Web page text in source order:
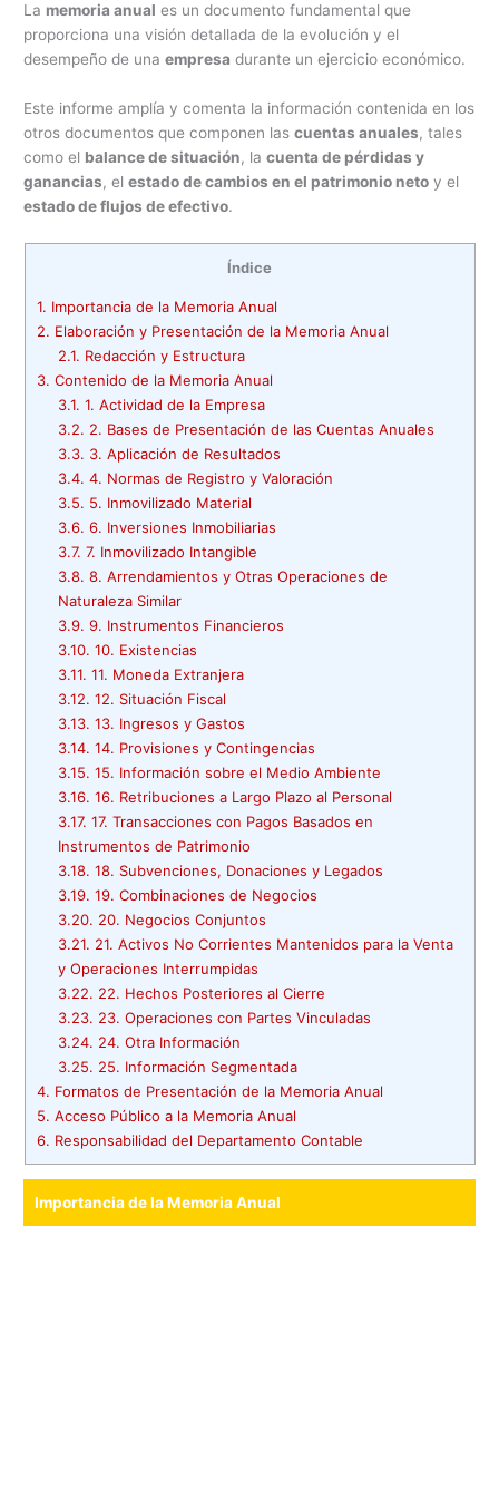
La memoria anual es un documento fundamental que
proporciona una visión detallada de la evolución y el
desempeño de unaempresa durante un ejercicio económico.
Este informe amplía y comenta la información contenida en los
otros documentos que componen lascuentas anuales, tales
como el balance de situación, lacuenta de pérdidas y
ganancias, elestado de cambios en el patrimonio neto y el
estado de flujos de efectivo.
Índice
1. Importancia de la Memoria Anual
2. Elaboración y Presentación de la Memoria Anual
2.1. Redacción y Estructura
3. Contenido de la Memoria Anual
3.1. 1. Actividad de la Empresa
3.2. 2. Bases de Presentación de las Cuentas Anuales
3.3. 3. Aplicación de Resultados
3.4. 4. Normas de Registro y Valoración
3.5. 5. Inmovilizado Material
3.6. 6. Inversiones Inmobiliarias
3.7. 7. Inmovilizado Intangible
3.8. 8. Arrendamientos y Otras Operaciones de
Naturaleza Similar
3.9. 9. Instrumentos Financieros
3.10. 10. Existencias
3.11. 11. Moneda Extranjera
3.12. 12. Situación Fiscal
3.13. 13. Ingresos y Gastos
3.14. 14. Provisiones y Contingencias
3.15. 15. Información sobre el Medio Ambiente
3.16. 16. Retribuciones a Largo Plazo al Personal
3.17. 17. Transacciones con Pagos Basados en
Instrumentos de Patrimonio
3.18. 18. Subvenciones, Donaciones y Legados
3.19. 19. Combinaciones de Negocios
3.20. 20. Negocios Conjuntos
3.21. 21. Activos No Corrientes Mantenidos para la Venta
y Operaciones Interrumpidas
3.22. 22. Hechos Posteriores al Cierre
3.23. 23. Operaciones con Partes Vinculadas
3.24. 24. Otra Información
3.25. 25. Información Segmentada
4. Formatos de Presentación de la Memoria Anual
5. Acceso Público a la Memoria Anual
6. Responsabilidad del Departamento Contable
Importancia de la Memoria Anual